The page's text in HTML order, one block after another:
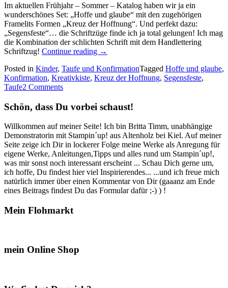
Im aktuellen Frühjahr – Sommer – Katalog haben wir ja ein
wunderschönes Set: „Hoffe und glaube“ mit den zugehörigen
Framelits Formen „Kreuz der Hoffnung“. Und perfekt dazu:
„Segensfeste“… die Schriftzüge finde ich ja total gelungen! Ich mag
die Kombination der schlichten Schrift mit dem Handlettering
Schriftzug! Continue reading „Konfirmation
drei
Teilen…
→
Posted in Kinder, Taufe und KonfirmationTagged Hoffe und glaube,
Konfirmation, Kreativkiste, Kreuz der Hoffnung, Segensfeste,
Taufe2 Comments
Schön, dass Du vorbei schaust!
Willkommen auf meiner Seite! Ich bin Britta Timm, unabhängige
Demonstratorin mit Stampin´up! aus Altenholz bei Kiel. Auf meiner
Seite zeige ich Dir in lockerer Folge meine Werke als Anregung für
eigene Werke, Anleitungen,Tipps und alles rund um Stampin´up!,
was mir sonst noch interessant erscheint ... Schau Dich gerne um,
ich hoffe, Du findest hier viel Inspirierendes... ...und ich freue mich
natürlich immer über einen Kommentar von Dir (gaaanz am Ende
eines Beitrags findest Du das Formular dafür ;-) ) !
Mein Flohmarkt
mein Online Shop